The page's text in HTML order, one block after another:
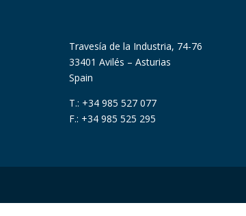
Travesía de la Industria, 74-76
33401 Avilés – Asturias
Spain
T.: +34 985 527 077
F.: +34 985 525 295